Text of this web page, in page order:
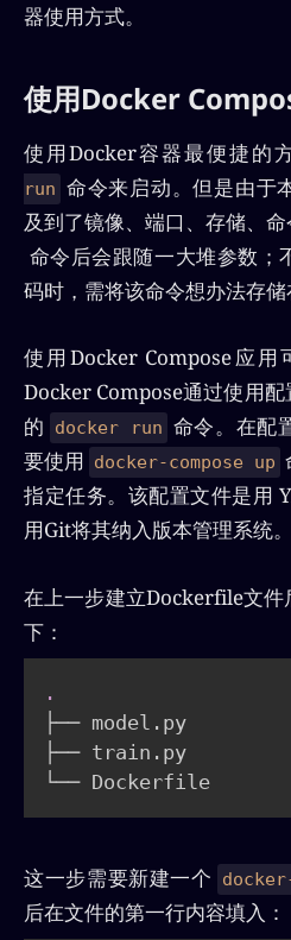
器使用方式。
使用Docker
使用Docker容器最便捷的
run 命令来启动。但是由于
及到了镜像、端口、存储、命
命令后会跟随一大堆参数；
码时，需将该命令想办法存储
使用Docker Compose应用
Docker Compose通过使用
的
docker run 命令。在配
要使用 docker-compose up
指定任务。该配置文件是用
用Git将其纳入版本管理系统。
在上一步建立Dockerfile文件
下：
.
├── model.py
├── train.py
└── Dockerfile
这一步需要新建一个
后在文件的第一行内容填入：